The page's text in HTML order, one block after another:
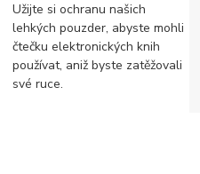
Užijte si ochranu našich
lehkých pouzder, abyste mohli
čtečku elektronických knih
používat, aniž byste zatěžovali
své ruce.